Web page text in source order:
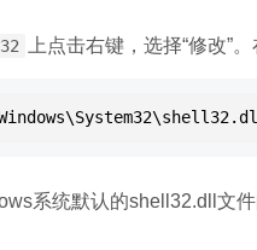
上点击右键，选择“修改”
系统默认的shell32.dll文